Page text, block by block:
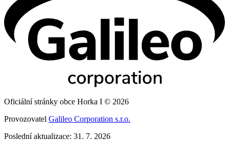
Oficiální stránky obce Horka I © 2026
Provozovatel Galileo Corporation s.r.o.
Poslední aktualizace: 31. 7. 2026